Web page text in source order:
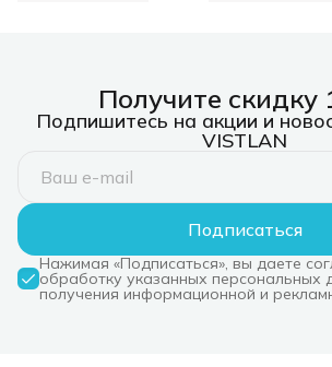
Получите скидку
Подпишитесь на акции и
VISTLAN
Подписаться
Нажимая «Подписаться», вы даете
обработку указанных персональных
получения информационной и